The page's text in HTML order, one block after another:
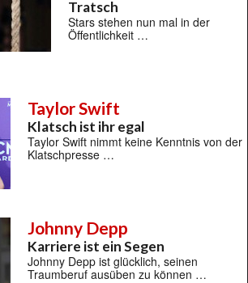
Tratsch
Stars stehen nun mal in der
Öffentlichkeit …
Taylor Swift
Klatsch ist ihr egal
Taylor Swift nimmt keine Kenntnis von der
Klatschpresse …
Johnny Depp
Karriere ist ein Segen
Johnny Depp ist glücklich, seinen
Traumberuf ausüben zu können …